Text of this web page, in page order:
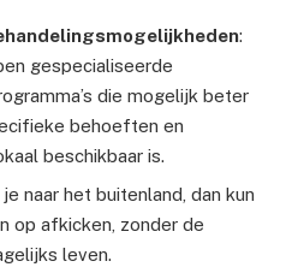
:
gespecialiseerde
die mogelijk beter
behoeften en
beschikbaar is.
je naar het buitenland, dan kun
op afkicken, zonder de
leven.